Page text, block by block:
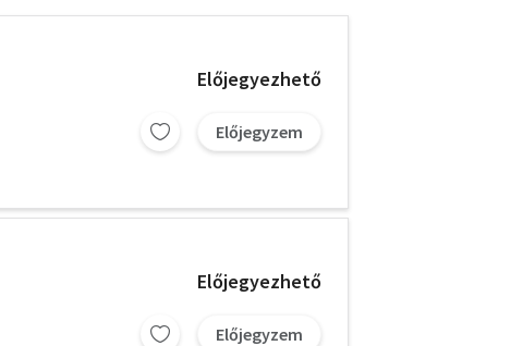
Előjegyezhető
Előjegyzem
Előjegyezhető
Előjegyzem